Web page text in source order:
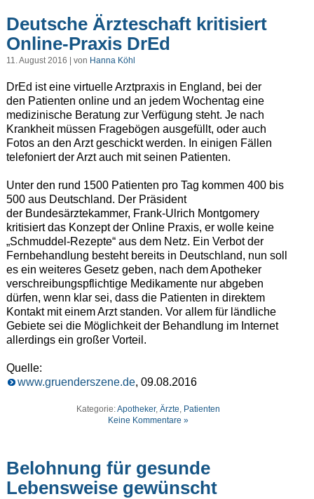
Deutsche Ärzteschaft kritisiert
Online-Praxis DrEd
11. August 2016 | von Hanna Köhl
DrEd ist eine virtuelle Arztpraxis in England, bei der
den Patienten online und an jedem Wochentag eine
medizinische Beratung zur Verfügung steht. Je nach
Krankheit müssen Fragebögen ausgefüllt, oder auch
Fotos an den Arzt geschickt werden. In einigen Fällen
telefoniert der Arzt auch mit seinen Patienten.
Unter den rund 1500 Patienten pro Tag kommen 400 bis
500 aus Deutschland. Der Präsident
der Bundesärztekammer, Frank-Ulrich Montgomery
kritisiert das Konzept der Online Praxis, er wolle keine
„Schmuddel-Rezepte“ aus dem Netz. Ein Verbot der
Fernbehandlung besteht bereits in Deutschland, nun soll
es ein weiteres Gesetz geben, nach dem Apotheker
verschreibungspflichtige Medikamente nur abgeben
dürfen, wenn klar sei, dass die Patienten in direktem
Kontakt mit einem Arzt standen. Vor allem für ländliche
Gebiete sei die Möglichkeit der Behandlung im Internet
allerdings ein großer Vorteil.
Quelle:
www.gruenderszene.de, 09.08.2016
Kategorie:Apotheker,Ärzte, Patienten
Keine Kommentare »
Belohnung für gesunde
Lebensweise gewünscht